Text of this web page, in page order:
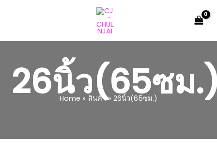
26นิ้ว(65ซม
Home สินค้า 26นิ้ว(65ซม.)